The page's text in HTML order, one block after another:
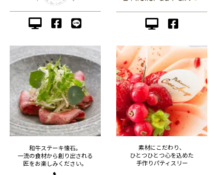
和牛ステーキ懐石。
一流の食材から創り出される
匠をお楽しみください。
素材にこだわり、
ひとつひとつ心を込めた
手作りパティスリー